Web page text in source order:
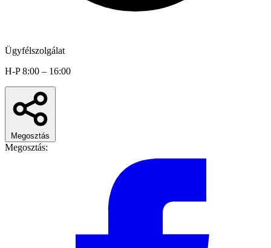
Ügyfélszolgálat
H-P 8:00 – 16:00
Megosztás
Megosztás: